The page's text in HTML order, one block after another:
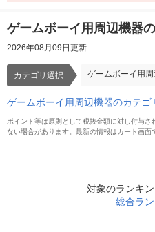
ゲームボーイ用周辺機器
2026年08月09日更新
カテゴリ選択 ゲームボーイ用
ゲームボーイ用周辺機器のカテゴ
ポイント等は原則として税抜金額に対し付与
ない場合があります。最新の情報はカート画面
対象のランキ
総合ラ